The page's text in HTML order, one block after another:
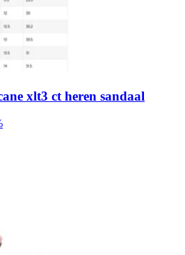
xlt3 ct heren sandaal